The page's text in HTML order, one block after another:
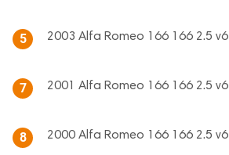
5 2003 Alfa Romeo 166 166 2.5 v6
7 2001 Alfa Romeo 166 166 2.5 v6
8 2000 Alfa Romeo 166 166 2.5 v6